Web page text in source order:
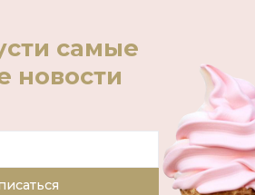
самые
новости